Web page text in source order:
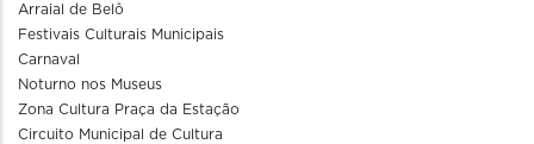
Arraial de Belô
Festivais Culturais Municipais
Carnaval
Noturno nos Museus
Zona Cultura Praça da Estação
Circuito Municipal de Cultura